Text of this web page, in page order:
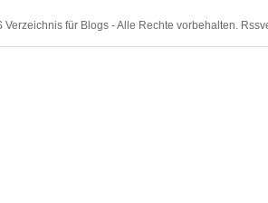
für Blogs - Alle Rechte vorbehalten.